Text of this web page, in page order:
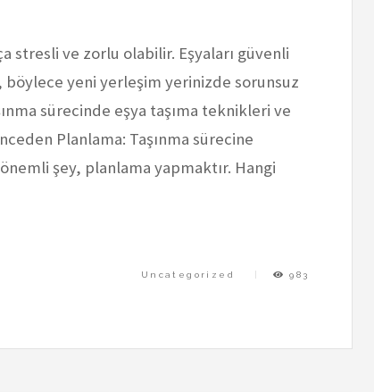
stresli ve zorlu olabilir. Eşyaları güvenli
yeni yerleşim yerinizde sorunsuz
sürecinde eşya taşıma teknikleri ve
Planlama: Taşınma sürecine
şey, planlama yapmaktır. Hangi
Uncategorized 983